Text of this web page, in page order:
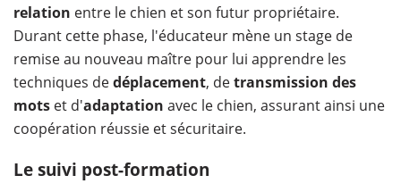
relation entre le chien et son futur propriétaire.
Durant cette phase, l'éducateur mène un stage de
remise au nouveau maître pour lui apprendre les
techniques dedéplacement, detransmission des
mots et d'adaptation avec le chien, assurant ainsi une
coopération réussie et sécuritaire.
Le suivi post-formation